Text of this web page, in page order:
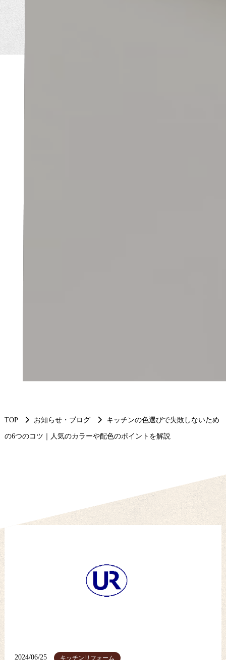
TOP お知らせ・ブログ キッチンの色選びで失敗しないため
の6つのコツ｜人気のカラーや配色のポイントを解説
2024/06/25 キッチンリフォーム